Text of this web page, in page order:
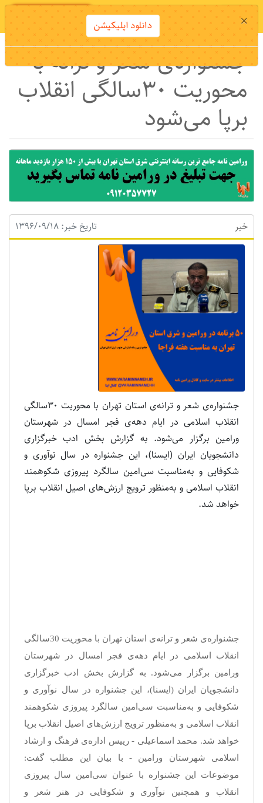
دانلود اپلیکیشن
جشنواره‌ی شعر و ترانه‌ با
محوریت 30‌سالگی انقلاب
برپا می‌شود
خبر تاریخ خبر: 1396/09/18
جشنواره‌ی شعر و ترانه‌ی استان تهران با محوریت 30‌سالگی
انقلاب اسلامی در ایام دهه‌ی ‌فجر امسال در شهرستان
ورامین برگزار می‌شود. به گزارش بخش ادب خبرگزاری
دانشجویان ایران (ایسنا)، این جشنواره در سال نوآوری و
شکوفایی و به‌مناسبت سی‌امین سالگرد پیروزی شکوهمند
انقلاب اسلامی و به‌منظور ترویج ارزش‌های اصیل انقلاب برپا
خواهد شد.
جشنواره‌ی شعر و ترانه‌ی استان تهران با محوریت 30‌سالگی
انقلاب اسلامی در ایام دهه‌ی ‌فجر امسال در شهرستان
ورامین برگزار می‌شود. به گزارش بخش ادب خبرگزاری
دانشجویان ایران (ایسنا)، این جشنواره در سال نوآوری و
شکوفایی و به‌مناسبت سی‌امین سالگرد پیروزی شکوهمند
انقلاب اسلامی و به‌منظور ترویج ارزش‌های اصیل انقلاب برپا
خواهد شد. محمد اسماعیلی - رییس اداره‌ی فرهنگ و ارشاد
اسلامی شهرستان ورامین - با بیان این مطلب گفت:
موضوعات این جشنواره با عنوان سی‌امین سال پیروزی
انقلاب و همچنین نوآوری و شکوفایی در هنر شعر و
× دانلود اپلیکیشن